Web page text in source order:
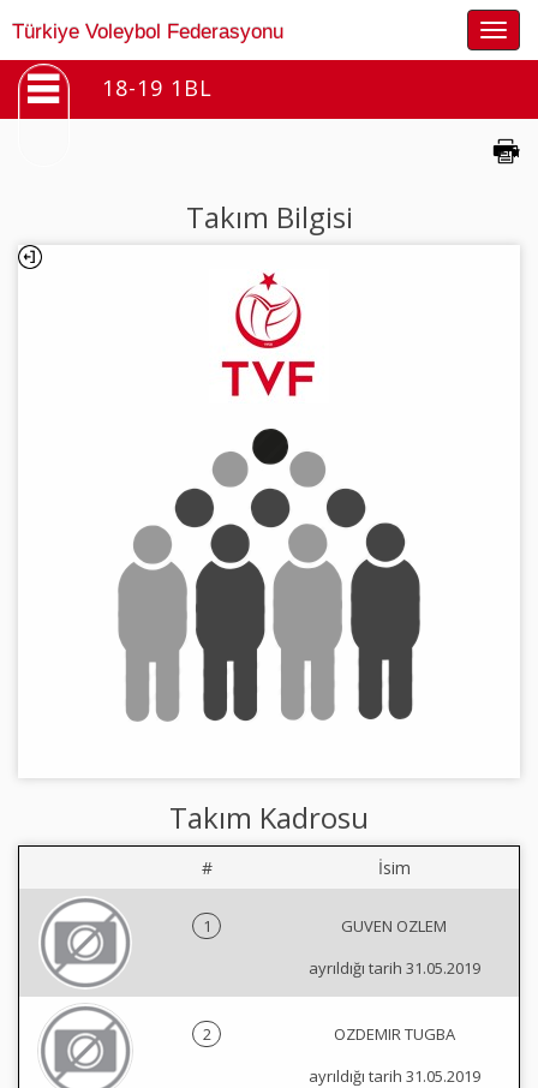
Türkiye Voleybol Federasyonu
18-19 1BL
Takım Bilgisi
Takım Kadrosu
# İsim
1
GUVEN OZLEM
ayrıldığı tarih 31.05.2019
2
OZDEMIR TUGBA
ayrıldığı tarih 31.05.2019